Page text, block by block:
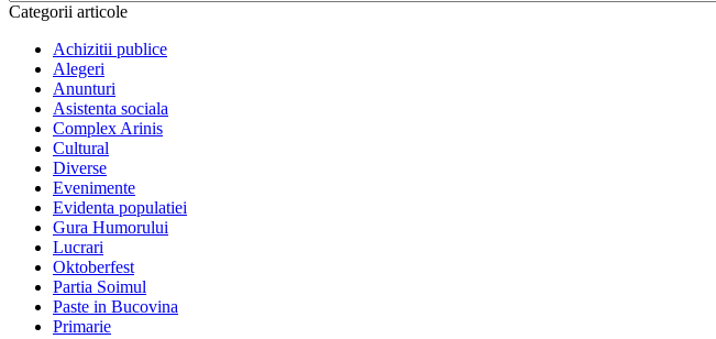
Categorii articole
Achizitii publice
Alegeri
Anunturi
Asistenta sociala
Complex Arinis
Cultural
Diverse
Evenimente
Evidenta populatiei
Gura Humorului
Lucrari
Oktoberfest
Partia Soimul
Paste in Bucovina
Primarie